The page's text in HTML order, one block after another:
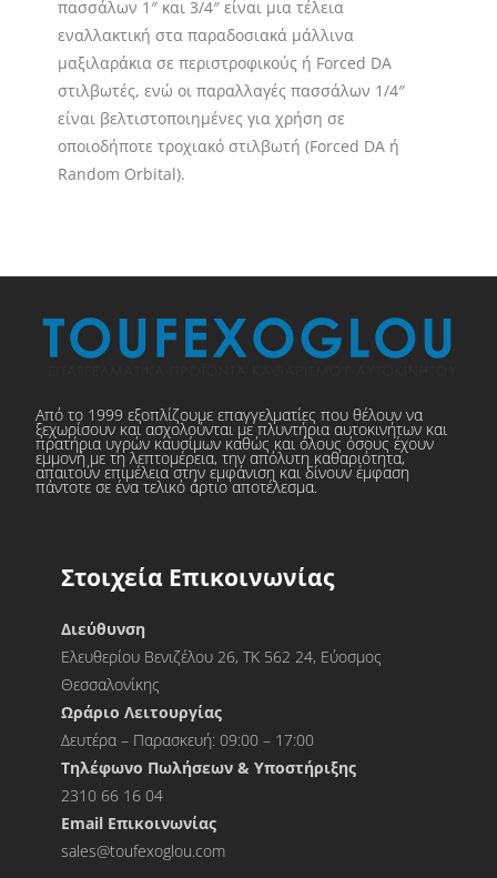
πασσάλων 1″ και 3/4″ είναι μια τέλεια
εναλλακτική στα παραδοσιακά μάλλινα
μαξιλαράκια σε περιστροφικούς ή Forced DA
στιλβωτές, ενώ οι παραλλαγές πασσάλων 1/4″
είναι βελτιστοποιημένες για χρήση σε
οποιοδήποτε τροχιακό στιλβωτή (Forced DA ή
Random Orbital).
Από το 1999 εξοπλίζουμε επαγγελματίες που θέλουν να
ξεχωρίσουν και ασχολούνται με πλυντήρια αυτοκινήτων και
πρατήρια υγρών καυσίμων καθώς και όλους όσους έχουν
εμμονή με τη λεπτομέρεια, την απόλυτη καθαριότητα,
απαιτούν επιμέλεια στην εμφάνιση και δίνουν έμφαση
πάντοτε σε ένα τελικό άρτιο αποτέλεσμα.
Στοιχεία Επικοινωνίας
Διεύθυνση
Ελευθερίου Βενιζέλου 26, ΤΚ 562 24, Εύοσμος
Θεσσαλονίκης
Ωράριο Λειτουργίας
Δευτέρα – Παρασκευή: 09:00 – 17:00
Τηλέφωνο Πωλήσεων & Υποστήριξης
2310 66 16 04
Εmail Επικοινωνίας
sales@toufexoglou.com